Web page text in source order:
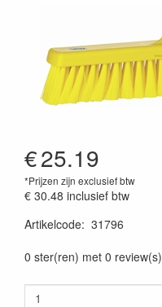
€25.19
*Prijzen zijn exclusief btw
€ 30.48 inclusief btw
Artikelcode: 31796
0 ster(ren) met 0 review(s)